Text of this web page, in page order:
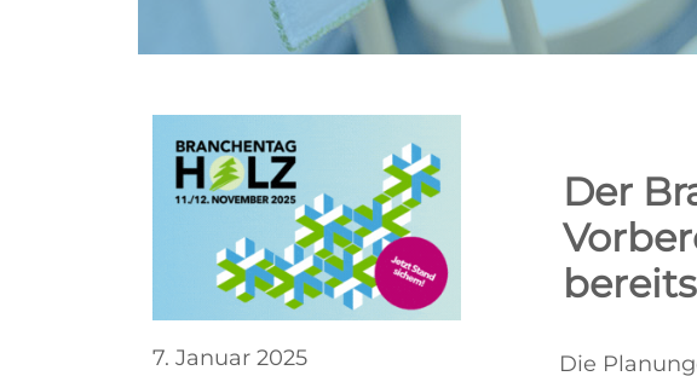
7. Januar 2025
Der
Die